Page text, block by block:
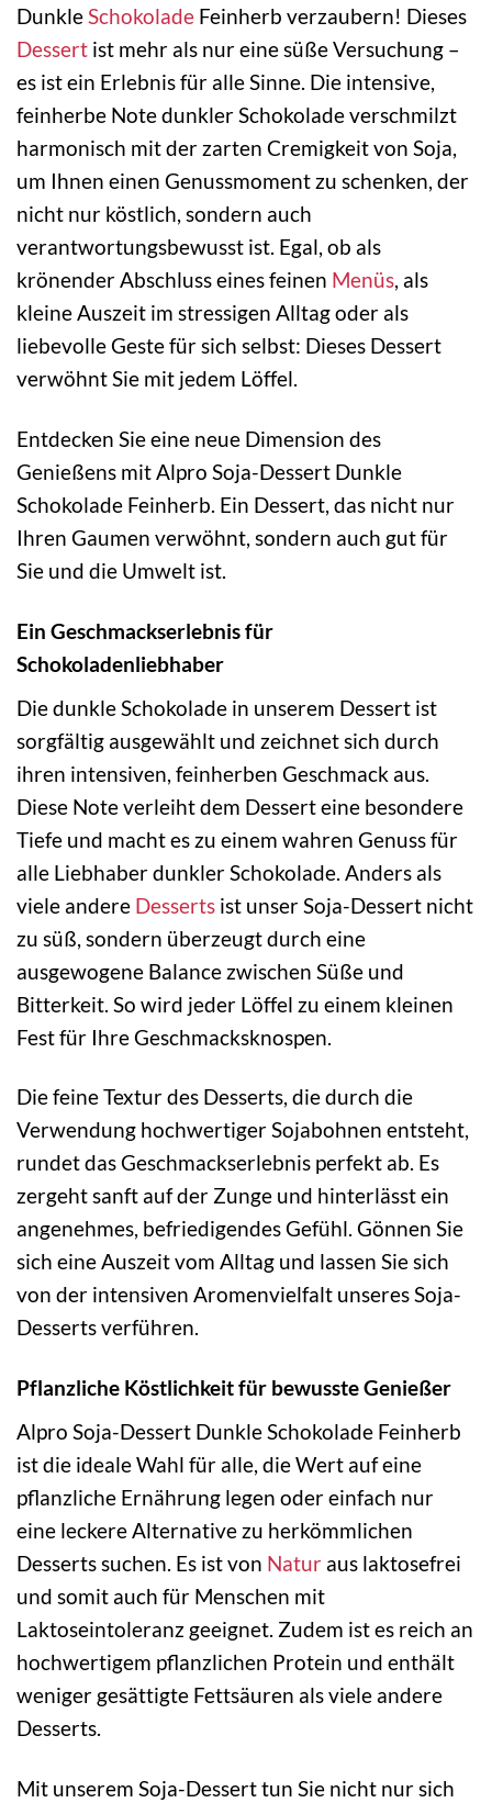
DunkleSchokolade Feinherb verzaubern! Dieses
Dessert ist mehr als nur eine süße Versuchung –
es ist ein Erlebnis für alle Sinne. Die intensive,
feinherbe Note dunkler Schokolade verschmilzt
harmonisch mit der zarten Cremigkeit von Soja,
um Ihnen einen Genussmoment zu schenken, der
nicht nur köstlich, sondern auch
verantwortungsbewusst ist. Egal, ob als
krönender Abschluss eines feinen Menüs, als
kleine Auszeit im stressigen Alltag oder als
liebevolle Geste für sich selbst: Dieses Dessert
verwöhnt Sie mit jedem Löffel.
Entdecken Sie eine neue Dimension des
Genießens mit Alpro Soja-Dessert Dunkle
Schokolade Feinherb. Ein Dessert, das nicht nur
Ihren Gaumen verwöhnt, sondern auch gut für
Sie und die Umwelt ist.
Ein Geschmackserlebnis für
Schokoladenliebhaber
Die dunkle Schokolade in unserem Dessert ist
sorgfältig ausgewählt und zeichnet sich durch
ihren intensiven, feinherben Geschmack aus.
Diese Note verleiht dem Dessert eine besondere
Tiefe und macht es zu einem wahren Genuss für
alle Liebhaber dunkler Schokolade. Anders als
viele andere Desserts ist unser Soja-Dessert nicht
zu süß, sondern überzeugt durch eine
ausgewogene Balance zwischen Süße und
Bitterkeit. So wird jeder Löffel zu einem kleinen
Fest für Ihre Geschmacksknospen.
Die feine Textur des Desserts, die durch die
Verwendung hochwertiger Sojabohnen entsteht,
rundet das Geschmackserlebnis perfekt ab. Es
zergeht sanft auf der Zunge und hinterlässt ein
angenehmes, befriedigendes Gefühl. Gönnen Sie
sich eine Auszeit vom Alltag und lassen Sie sich
von der intensiven Aromenvielfalt unseres Soja-
Desserts verführen.
Pflanzliche Köstlichkeit für bewusste Genießer
Alpro Soja-Dessert Dunkle Schokolade Feinherb
ist die ideale Wahl für alle, die Wert auf eine
pflanzliche Ernährung legen oder einfach nur
eine leckere Alternative zu herkömmlichen
Desserts suchen. Es ist von Natur aus laktosefrei
und somit auch für Menschen mit
Laktoseintoleranz geeignet. Zudem ist es reich an
hochwertigem pflanzlichen Protein und enthält
weniger gesättigte Fettsäuren als viele andere
Desserts.
Mit unserem Soja-Dessert tun Sie nicht nur sich